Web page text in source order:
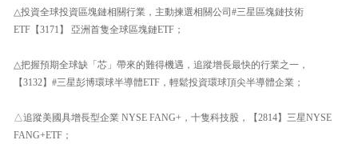
△投資全球投資區塊鏈相關行業，主動揀選相關公司#三星區塊鏈技術
ETF【3171】 亞洲首隻全球區塊鏈ETF；
△把握預期全球缺「芯」帶來的難得機遇，追蹤增長最快的行業之一，
【3132】#三星彭博環球半導體ETF，輕鬆投資環球頂尖半導體企業；
△追蹤美國具增長型企業 NYSE FANG+，十隻科技股，【2814】三星NYSE
FANG+ETF；